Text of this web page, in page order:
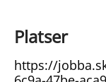
Platser
https://